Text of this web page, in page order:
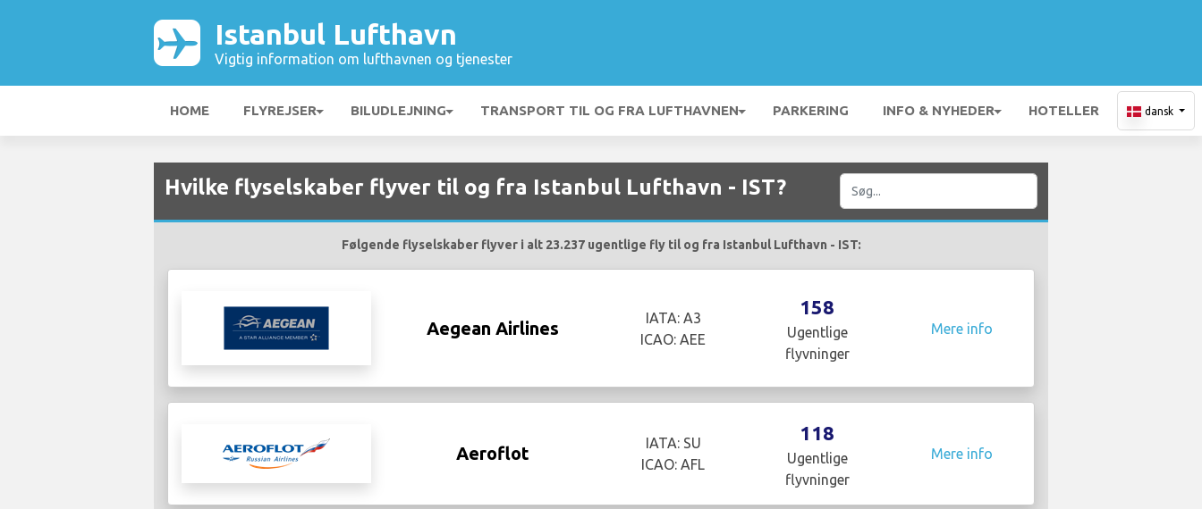
Istanbul Lufthavn
Vigtig information om lufthavnen og tjenester
HOME FLYREJSER BILUDLEJNING TRANSPORT TIL OG FRA LUFTHAVNEN PARKERING INFO & NYHEDER HOTELLER dansk
Hvilke flyselskaber flyver til og fra Istanbul Lufthavn - IST?
Følgende flyselskaber flyver i alt 23.237 ugentlige fly til og fra Istanbul Lufthavn - IST:
Aegean Airlines
IATA: A3
ICAO: AEE
158
Ugentlige
flyvninger
Mere info
Aeroflot
IATA: SU
ICAO: AFL
118
Ugentlige
flyvninger
Mere info